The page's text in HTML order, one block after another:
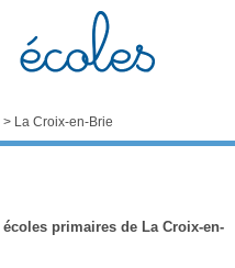
> La Croix-en-Brie
écoles primaires de La Croix-en-